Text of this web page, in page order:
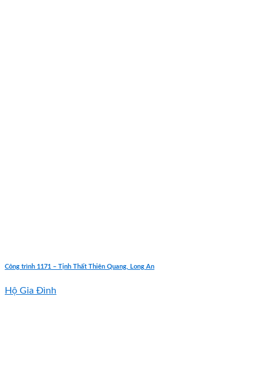
Công trình 1171 – Tịnh Thất Thiên Quang, Long An
Hộ Gia Đình